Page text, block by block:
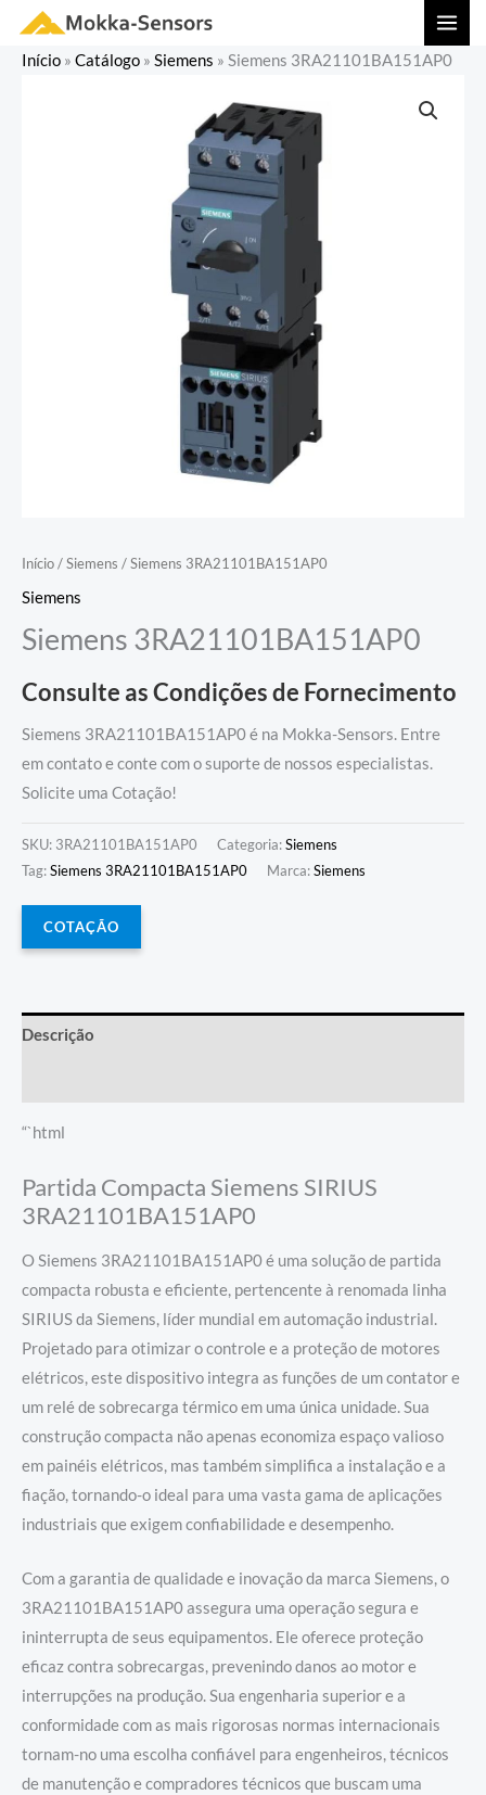
Início » Catálogo » Siemens » Siemens 3RA21101BA151AP0
Início/Siemens / Siemens 3RA21101BA151AP0
Siemens
Siemens 3RA21101BA151AP0
Consulte as Condições de Fornecimento
Siemens 3RA21101BA151AP0 é na Mokka-Sensors. Entre
em contato e conte com o suporte de nossos especialistas.
Solicite uma Cotação!
SKU: 3RA21101BA151AP0 Categoria:Siemens
Tag:Siemens 3RA21101BA151AP0 Marca:Siemens
COTAÇÃO
Descrição
“`html
Partida Compacta Siemens SIRIUS
3RA21101BA151AP0
O Siemens 3RA21101BA151AP0 é uma solução de partida
compacta robusta e eficiente, pertencente à renomada linha
SIRIUS da Siemens, líder mundial em automação industrial.
Projetado para otimizar o controle e a proteção de motores
elétricos, este dispositivo integra as funções de um contator e
um relé de sobrecarga térmico em uma única unidade. Sua
construção compacta não apenas economiza espaço valioso
em painéis elétricos, mas também simplifica a instalação e a
fiação, tornando-o ideal para uma vasta gama de aplicações
industriais que exigem confiabilidade e desempenho.
Com a garantia de qualidade e inovação da marca Siemens, o
3RA21101BA151AP0 assegura uma operação segura e
ininterrupta de seus equipamentos. Ele oferece proteção
eficaz contra sobrecargas, prevenindo danos ao motor e
interrupções na produção. Sua engenharia superior e a
conformidade com as mais rigorosas normas internacionais
tornam-no uma escolha confiável para engenheiros, técnicos
de manutenção e compradores técnicos que buscam uma